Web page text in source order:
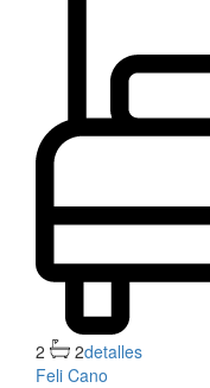
2 2detalles
Feli Cano